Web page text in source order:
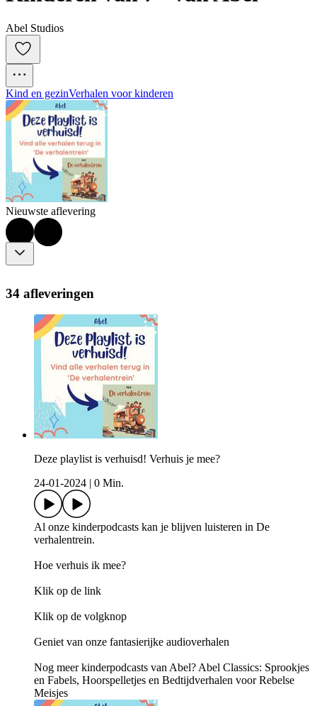
Abel Studios
Kind en gezinVerhalen voor kinderen
Nieuwste aflevering
34 afleveringen
Deze playlist is verhuisd! Verhuis je mee?
24-01-2024
0 Min.
Al onze kinderpodcasts kan je blijven luisteren in De
verhalentrein.
Hoe verhuis ik mee?
Klik op de link
Klik op de volgknop
Geniet van onze fantasierijke audioverhalen
Nog meer kinderpodcasts van Abel? Abel Classics: Sprookjes
en Fabels, Hoorspelletjes en Bedtijdverhalen voor Rebelse
Meisjes